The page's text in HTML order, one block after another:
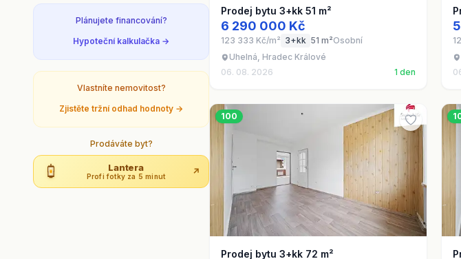
Plánujete financování?
Hypoteční kalkulačka →
Vlastníte nemovitost?
Zjistěte tržní odhad hodnoty →
Prodáváte byt?
Lantera
Profi fotky za 5 minut ↗
Prodej bytu 3+kk 51 m²
6 290 000 Kč
123 333 Kč/m² 3+kk 51 m²Osobní
Uhelná, Hradec Králové
06. 08. 2026
1 den
100
Prodej bytu 3+kk 72 m²